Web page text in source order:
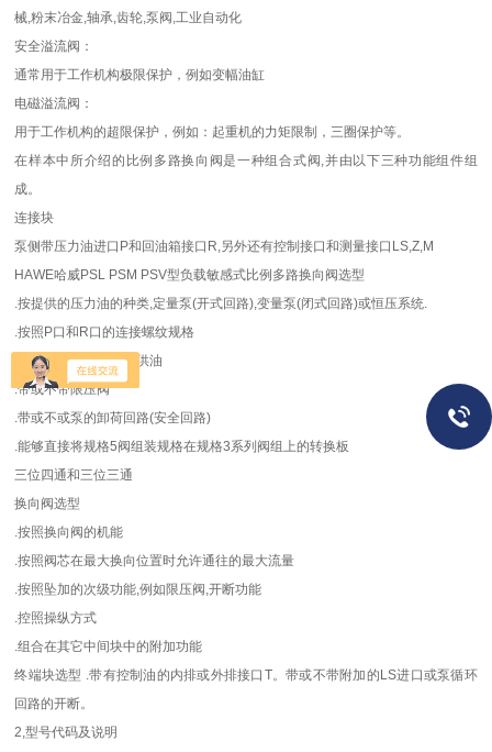
械,粉末冶金,轴承,齿轮,泵阀,工业自动化
安全溢流阀：
通常用于工作机构极限保护，例如变幅油缸
电磁溢流阀：
用于工作机构的超限保护，例如：起重机的力矩限制，三圈保护等。
在样本中所介绍的比例多路换向阀是一种组合式阀,并由以下三种功能组件组
成。
连接块
泵侧带压力油进口P和回油箱接口R,另外还有控制接口和测量接口LS,Z,M
HAWE哈威PSL PSM PSV型负载敏感式比例多路换向阀选型
.按提供的压力油的种类,定量泵(开式回路),变量泵(闭式回路)或恒压系统.
.按照P口和R口的连接螺纹规格
.带或不带集成的控制供油
.带或不带限压阀
.带或不或泵的卸荷回路(安全回路)
.能够直接将规格5阀组装规格在规格3系列阀组上的转换板
三位四通和三位三通
换向阀选型
.按照换向阀的机能
.按照阀芯在最大换向位置时允许通往的最大流量
.按照坠加的次级功能,例如限压阀,开断功能
.控照操纵方式
.组合在其它中间块中的附加功能
终端块选型 .带有控制油的内排或外排接口T。带或不带附加的LS进口或泵循环
回路的开断。
2,型号代码及说明